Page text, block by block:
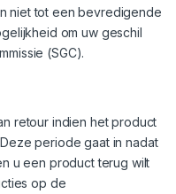
niet tot een bevredigende
om uw geschil
(SGC).
retour indien het product
periode gaat in nadat
u een product terug wilt
op de